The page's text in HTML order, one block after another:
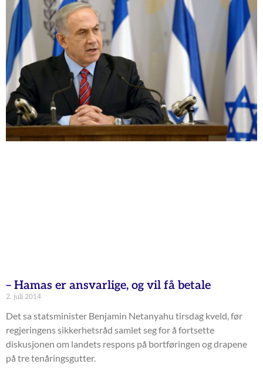
– Hamas er ansvarlige, og vil få betale
2. juli 2014
Det sa statsminister Benjamin Netanyahu tirsdag kveld, før
regjeringens sikkerhetsråd samlet seg for å fortsette
diskusjonen om landets respons på bortføringen og drapene
på tre tenåringsgutter.